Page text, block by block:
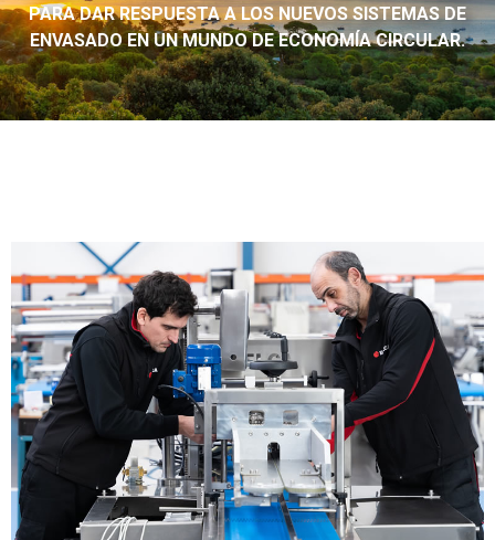
PARA DAR RESPUESTA A LOS NUEVOS SISTEMAS DE
ENVASADO EN UN MUNDO DE ECONOMÍA CIRCULAR.